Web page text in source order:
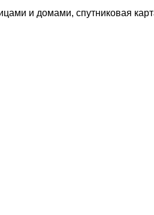
и домами, спутниковая